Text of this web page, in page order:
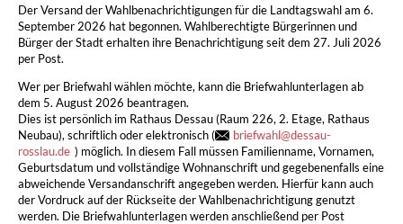
Der Versand der Wahlbenachrichtigungen für die Landtagswahl am 6.
September 2026 hat begonnen. Wahlberechtigte Bürgerinnen und
Bürger der Stadt erhalten ihre Benachrichtigung seit dem 27. Juli 2026
per Post.
Wer per Briefwahl wählen möchte, kann die Briefwahlunterlagen ab
dem 5. August 2026 beantragen.
Dies ist persönlich im Rathaus Dessau (Raum 226, 2. Etage, Rathaus
Neubau), schriftlich oder elektronisch (
briefwahl @dessau-
rosslau.de ) möglich. In diesem Fall müssen Familienname, Vornamen,
Geburtsdatum und vollständige Wohnanschrift und gegebenenfalls eine
abweichende Versandanschrift angegeben werden. Hierfür kann auch
der Vordruck auf der Rückseite der Wahlbenachrichtigung genutzt
werden. Die Briefwahlunterlagen werden anschließend per Post